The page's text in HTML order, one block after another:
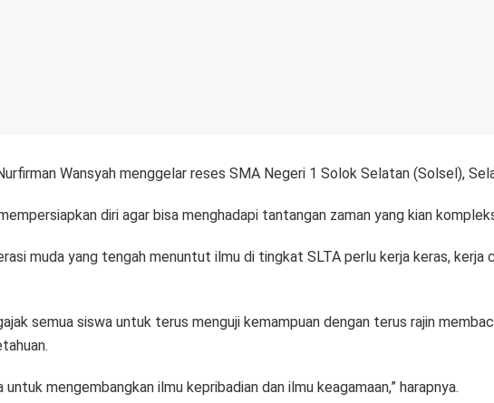
Wansyah menggelar reses SMA Negeri 1 Solok Selatan (Solsel),
diri agar bisa menghadapi tantangan zaman yang kian
muda yang tengah menuntut ilmu di tingkat SLTA perlu kerja keras, kerja
semua siswa untuk terus menguji kemampuan dengan terus rajin
mengembangkan ilmu kepribadian dan ilmu keagamaan,” harapnya.